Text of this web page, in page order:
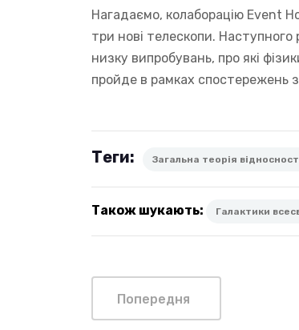
Нагадаємо, колаборацію Event
три нові телескопи.
низку випробувань, про які
пройде в рамках спостережень
Теги: Загальна теорія
Також шукають: Галактики
Попередня